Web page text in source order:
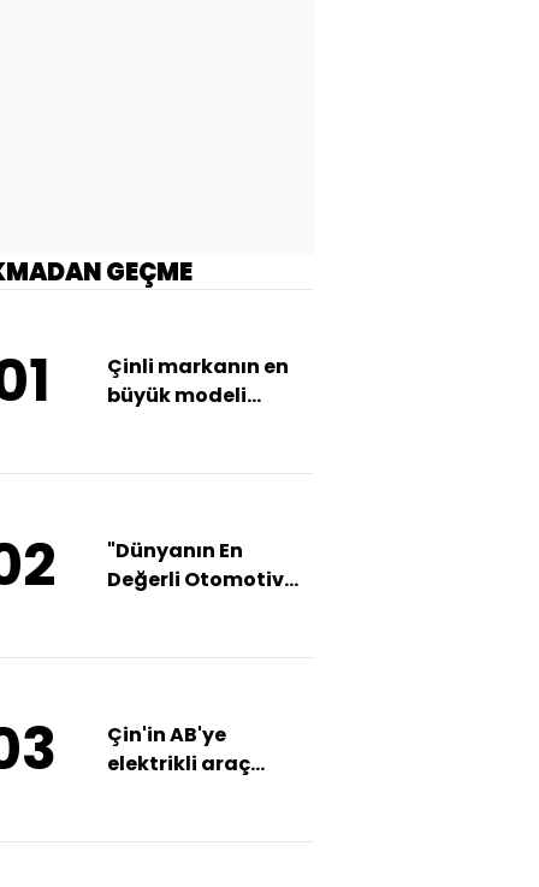
GEÇME
Çinli markanın en
büyük modeli
"Dünyanın En
Değerli Otomotiv
Çin'in AB'ye
elektrikli araç